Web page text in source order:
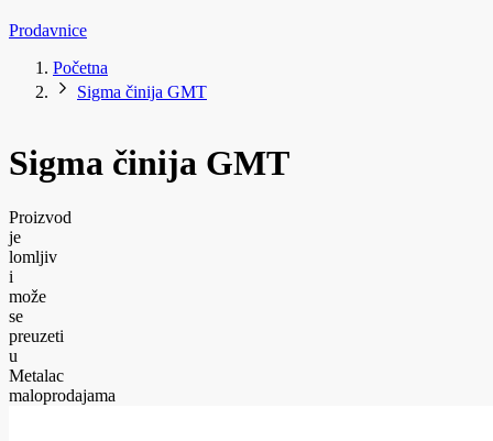
Prodavnice
Početna
Sigma činija GMT
Sigma činija GMT
Proizvod
je
lomljiv
i
može
se
preuzeti
u
Metalac
maloprodajama